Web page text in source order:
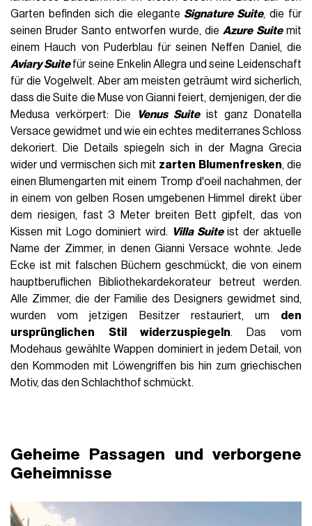
Garten befinden sich die elegante Signature Suite, die für
seinen Bruder Santo entworfen wurde, dieAzure Suitemit
einem Hauch von Puderblau für seinen Neffen Daniel, die
Aviary Suitefür seine Enkelin Allegra und seine Leidenschaft
für die Vogelwelt. Aber am meisten geträumt wird sicherlich,
dass die Suite die Muse von Gianni feiert, demjenigen, der die
Medusa verkörpert: Die
Venus Suiteist ganz Donatella
Versace gewidmet und wie ein echtes mediterranes Schloss
dekoriert.
Die Details spiegeln sich in der Magna Grecia
wider und vermischen sich mit zarten Blumenfresken, die
einen Blumengarten mit einem Tromp d'oeil nachahmen, der
in einem von gelben Rosen umgebenen Himmel direkt über
dem riesigen, fast 3 Meter breiten Bett gipfelt, das von
Kissen mit Logo dominiert wird. Villa Suiteist der aktuelle
Name der Zimmer, in denen Gianni Versace wohnte. Jede
Ecke ist mit falschen Büchern geschmückt, die von einem
hauptberuflichen Bibliothekardekorateur betreut werden.
Alle Zimmer, die der Familie des Designers gewidmet sind,
wurden vom jetzigen Besitzer restauriert, um den
ursprünglichen Stil widerzuspiegeln. Das vom
Modehaus gewählte Wappen dominiert in jedem Detail, von
den Kommoden mit Löwengriffen bis hin zum griechischen
Motiv, das den Schlachthof schmückt.
Geheime Passagen und verborgene
Geheimnisse